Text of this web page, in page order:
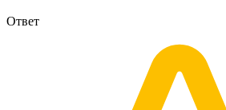
Ответ